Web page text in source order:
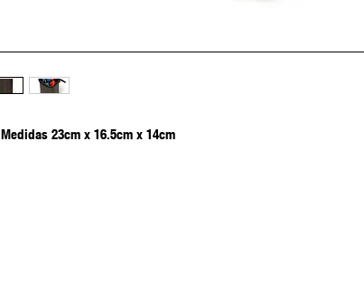
Medidas 23cm x 16.5cm x 14cm